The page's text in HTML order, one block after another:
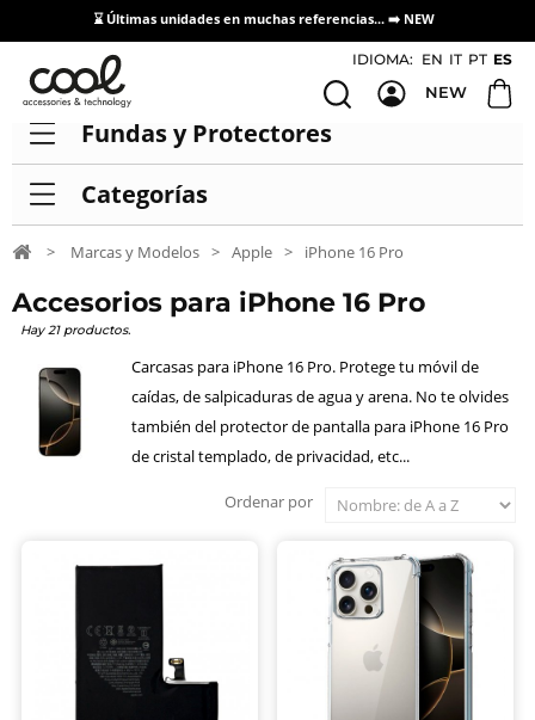
⌛ Últimas unidades en muchas referencias... ➡️ NEW
Acceso / Registro Distribuidores
IDIOMA: EN IT PT ES
NEW
Fundas y Protectores
Categorías
> Marcas y Modelos > Apple > iPhone 16 Pro
Accesorios para iPhone 16 Pro
Hay 21 productos.
Carcasas para iPhone 16 Pro. Protege tu móvil de
caídas, de salpicaduras de agua y arena. No te olvides
también del protector de pantalla para iPhone 16 Pro
de cristal templado, de privacidad, etc...
Ordenar por